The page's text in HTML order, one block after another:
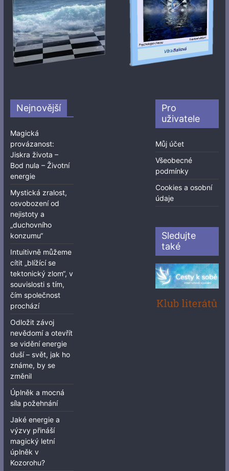
Nejnovější
Magická
provázanost:
Jiskra života –
Bod nula – Životní
energie
Mystická zralost,
osvobození od
nejistoty a
„duchovního
konzumu“
Intuitivně můžeme
cítit „blížící se
tektonický zlom“, v
souvislosti s tím,
čím společnost
prochází
Odložit závoj
nevědomí a otevřít
se vidění energie
duší – svět, jak ho
známe, by se
změnil
Úplněk a mocná
síla požehnání
Jaké energie a
výzvy přináší
magický letní
úplněk v
Kozorohu?
Pro
uživatele
Můj účet
Všeobecné
podmínky
Cookies a osobní
údaje
Sledujte
také